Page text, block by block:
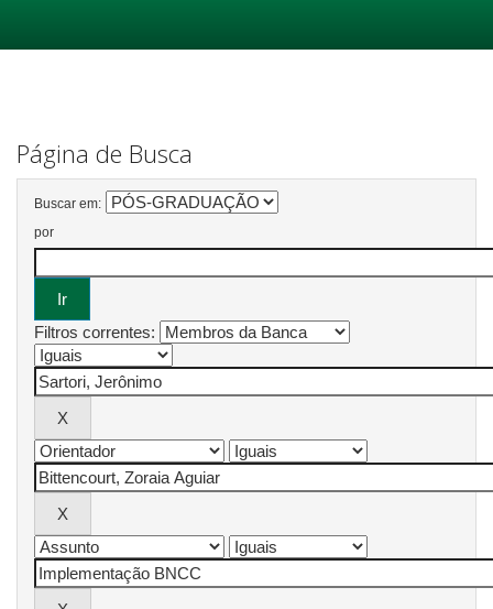
Página de Busca
Buscar em:
por
Filtros correntes: